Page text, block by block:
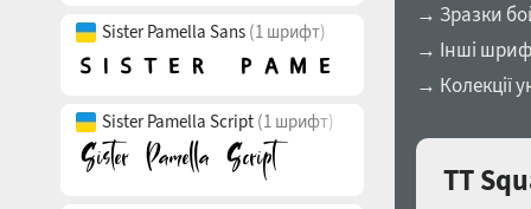
Sister Pamella Sans (1 шрифт)
Sister Pamella Script (1 шрифт)
→ Зразки
→ Інші
→ Колекції
TT